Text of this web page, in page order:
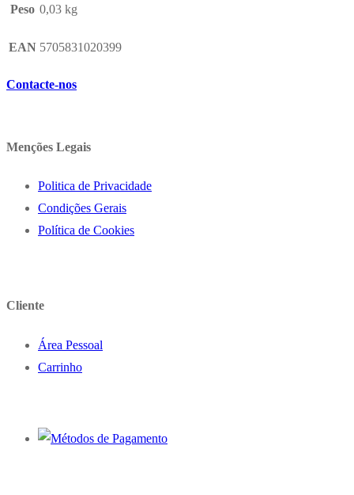
Peso 0,03 kg
EAN 5705831020399
Contacte-nos
Menções Legais
Politica de Privacidade
Condições Gerais
Política de Cookies
Cliente
Área Pessoal
Carrinho